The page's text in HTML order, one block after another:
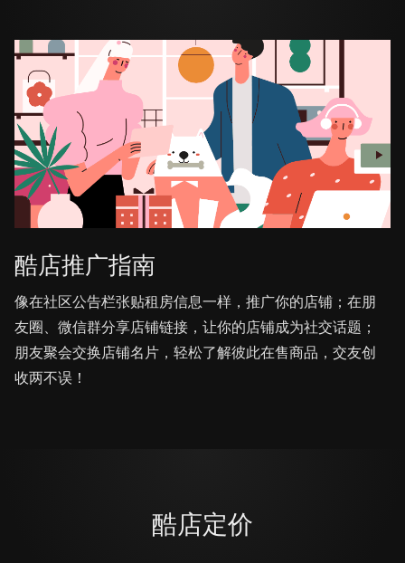
酷店推广指南
像在社区公告栏张贴租房信息一样，推广你的店铺；在朋
友圈、微信群分享店铺链接，让你的店铺成为社交话题；
朋友聚会交换店铺名片，轻松了解彼此在售商品，交友创
收两不误！
酷店定价